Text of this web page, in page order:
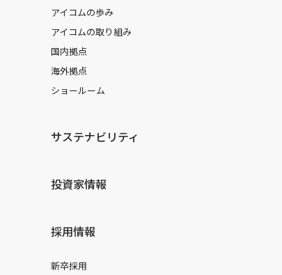
アイコムの歩み
アイコムの取り組み
国内拠点
海外拠点
ショールーム
サステナビリティ
投資家情報
採用情報
新卒採用